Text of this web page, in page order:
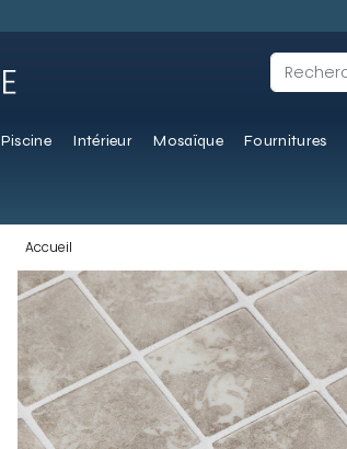
Piscine Intérieur Mosaïque Fournitures
Accueil